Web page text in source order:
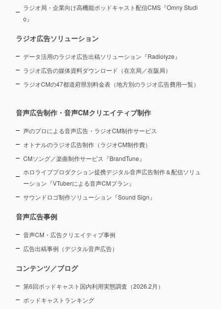
ラジオ局・企業向け高機能ポッドキャスト配信CMS『Omny Studi
o』
ラジオ広告ソリューション
データ活用のラジオ広告出稿ソリューション『Radiolyze』
ラジオ広告の媒体資料ダウンロード（在京局／在阪局）
ラジオCMの47都道府県別料金表（地方別のラジオ広告費用一覧）
音声広告制作・音声CMクリエイティブ制作
声のプロによる音声広告・ラジオCM制作サービス
オトナルのラジオ広告制作（ラジオCM制作費）
CMソング／楽曲制作サービス『BrandTune』
ホロライブプロダクション提携デジタル音声広告制作＆配信ソリュ
ーション 『VTuberによる音声CMプラン』
サウンドロゴ制作ソリューション『Sound Sign』
音声広告事例
音声CM・広告クリエイティブ事例
広告出稿事例（デジタル音声広告）
コンテンツ／ブログ
第6回ポッドキャスト国内利用実態調査（2026.2月）
ポッドキャストランキング